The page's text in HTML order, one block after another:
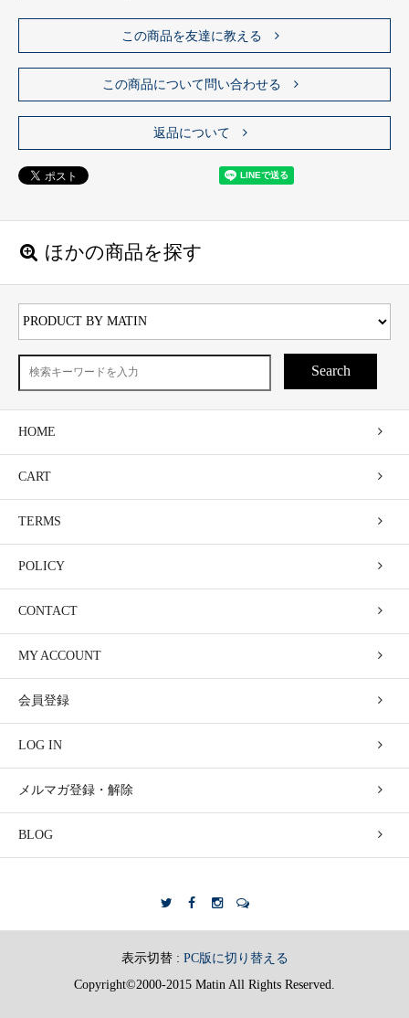
この商品を友達に教える
この商品について問い合わせる
返品について
ほかの商品を探す
Search
HOME
CART
TERMS
POLICY
CONTACT
MY ACCOUNT
会員登録
LOG IN
メルマガ登録・解除
BLOG
表示切替 : PC版に切り替える
Copyright©2000-2015 Matin All Rights Reserved.